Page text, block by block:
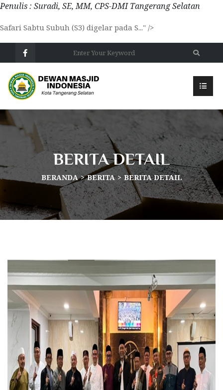
Penulis : Suradi, SE, MM, CPS-DMI Tangerang Selatan
Safari Sabtu Subuh (S3) digelar pada S..." />
BERITA DETAIL
BERANDA BERITA BERITA DETAIL